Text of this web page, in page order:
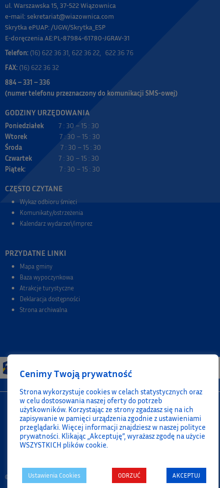
ul. Warszawska 15, 37-522 Wiązownica
e-mail: sekretariat@wiazownica.com
Skrytka ePUAP: /UGW/Skrytka_ESP
E-doręczenia AE:PL-87984-61780-JGRAV-31
Telefon: (16) 622 36 31, 622 36 22, 622 36 76
FAX: (16) 622 36 32
884 – 331 – 336
(numer telefonu przeznaczony do komunikacji SMS-owej)
GODZINY URZĘDOWANIA
Poniedziałek 7 : 30 – 15 : 30
Wtorek 7 : 30 – 15 : 30
Środa 7 : 30 – 15 : 30
Czwartek 7 : 30 – 15 : 30
Piątek: 7 : 30 – 15 : 30
CZĘSTO CZYTANE
Wykaz odbioru śmieci
Komunikaty/ostrzeżenia
Kalendarz wydarzeń/imprez
PRZYDATNE LINKI
Mapa gminy
Baza wypoczynkowa
Atrakcje turystyczne
Deklaracja dostępności
Strona archiwalna
© Wszelkie prawa zastrzeżone
Cenimy Twoją prywatność
Strona wykorzystuje cookies w celach statystycznych oraz
w celu dostosowania naszej oferty do potrzeb
użytkowników. Korzystając ze strony zgadzasz się na ich
zapisywanie w pamięci urządzenia zgodnie z ustawieniami
przeglądarki. Więcej informacji znajdziesz w naszej polityce
prywatności. Klikając „Akceptuję”, wyrażasz zgodę na użycie
WSZYSTKICH plików cookie.
Ustawienia Cookies ODRZUĆ AKCEPTUJ